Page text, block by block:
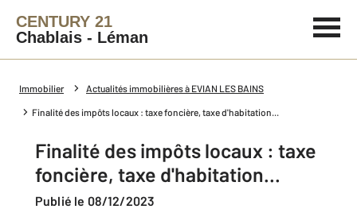
CENTURY 21
Chablais - Léman
Immobilier Actualités immobilières à EVIAN LES BAINS
Finalité des impôts locaux : taxe foncière, taxe d'habitation...
Finalité des impôts locaux : taxe
foncière, taxe d'habitation...
Publié le 08/12/2023